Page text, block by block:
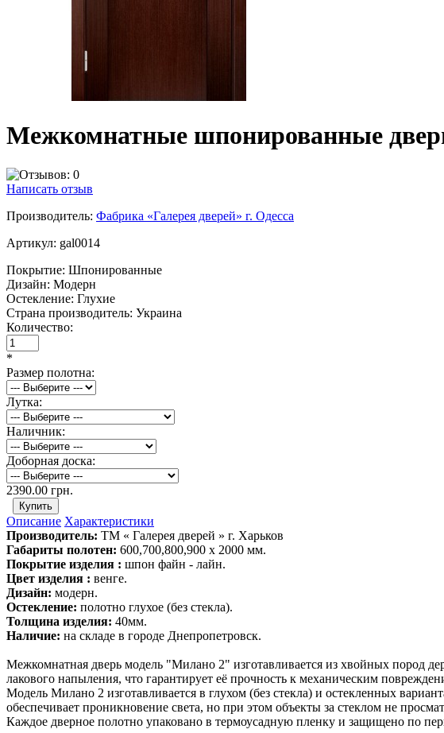
Межкомнатные шпонированные
Написать отзыв
Производитель: Фабрика «Галерея дверей» г. Одесса
Артикул: gal0014
Покрытие: Шпонированные
Дизайн: Модерн
Остекление: Глухие
Страна производитель: Украина
Количество:
*
Размер полотна:
Лутка:
Наличник:
Доборная доска:
2390.00 грн.
Описание Характеристики
Производитель: ТМ « Галерея дверей » г. Харьков
Габариты полотен: 600,700,800,900 х 2000 мм.
Покрытие изделия : шпон файн - лайн.
Цвет изделия : венге.
Дизайн: модерн.
Остекление: полотно глухое (без стекла).
Толщина изделия: 40мм.
Наличие: на складе в городе Днепропетровск.
Межкомнатная дверь модель "Милано 2" изготавливается из хвойных пород
лакового напыления, что гарантирует её прочность к механическим
Модель Милано 2 изготавливается в глухом (без стекла) и остекленных
обеспечивает проникновение света, но при этом объекты за стеклом не
Каждое дверное полотно упаковано в термоусадную пленку и защищено по